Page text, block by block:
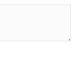
思路：通关调解：引
接对抗转化为...